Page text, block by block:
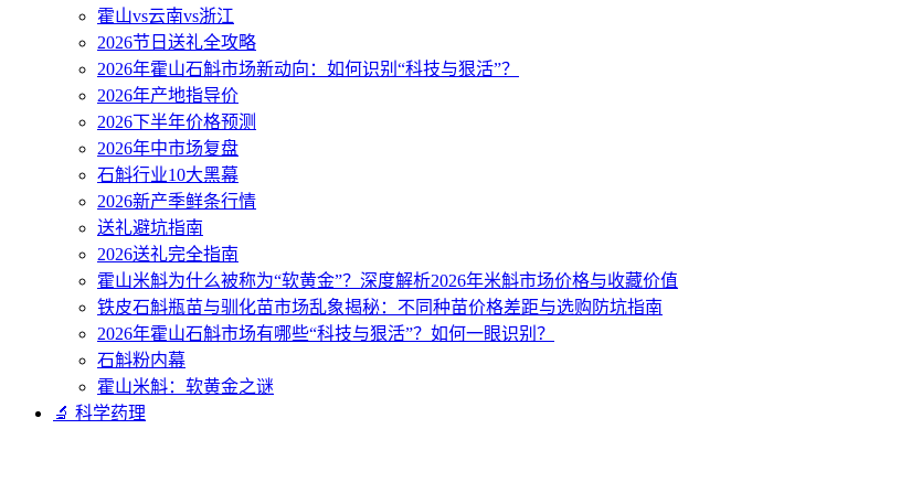
霍山vs云南vs浙江
2026节日送礼全攻略
2026年霍山石斛市场新动向：如何识别“科技与狠活”？
2026年产地指导价
2026下半年价格预测
2026年中市场复盘
石斛行业10大黑幕
2026新产季鲜条行情
送礼避坑指南
2026送礼完全指南
霍山米斛为什么被称为“软黄金”？深度解析2026年米斛市场价格与收藏价值
铁皮石斛瓶苗与驯化苗市场乱象揭秘：不同种苗价格差距与选购防坑指南
2026年霍山石斛市场有哪些“科技与狠活”？如何一眼识别？
石斛粉内幕
霍山米斛：软黄金之谜
🔬 科学药理